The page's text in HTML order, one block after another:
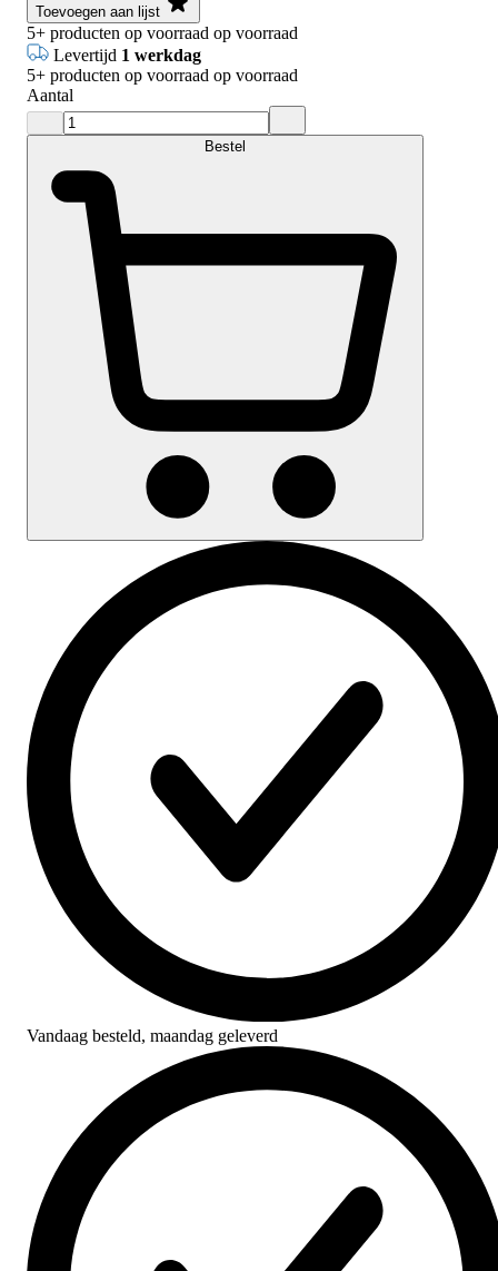
Toevoegen aan lijst
5+ producten op voorraad op voorraad
Levertijd 1 werkdag
5+ producten op voorraad op voorraad
Aantal
Bestel
Vandaag besteld, maandag geleverd